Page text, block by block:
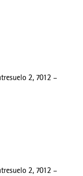
2, 7012 –
2, 7012 –